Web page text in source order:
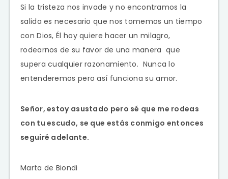
Si la tristeza nos invade y no encontramos la
salida es necesario que nos tomemos un tiempo
con Dios, Él hoy quiere hacer un milagro,
rodearnos de su favor de una manera que
supera cualquier razonamiento. Nunca lo
entenderemos pero así funciona su amor.
Señor, estoy asustado pero sé que me rodeas
con tu escudo, se que estás conmigo entonces
seguiré adelante.
Marta de Biondi